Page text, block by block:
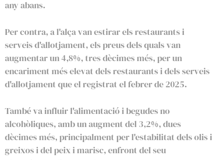
any abans.
Per contra, a l'alça van estirar els restaurants i
serveis d'allotjament, els preus dels quals van
augmentar un 4,8%, tres dècimes més, per un
encariment més elevat dels restaurants i dels serveis
d'allotjament que el registrat el febrer de 2025.
També va influir l'alimentació i begudes no
alcohòliques, amb un augment del 3,2%, dues
dècimes més, principalment per l'estabilitat dels olis i
greixos i del peix i marisc, enfront del seu